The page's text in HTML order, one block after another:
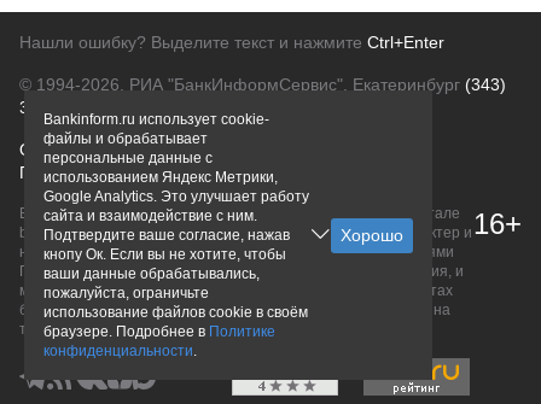
Нашли ошибку? Выделите текст и нажмите Ctrl+Enter
© 1994-2026. РИА "БанкИнформСервис". Екатеринбург (343)
370-61-71
О проектеПолитика конфиденциальности
Правовая информацияДля рекламодателей
Вся информация о продуктах банков, размещенная на портале
bankinform.ru, носит исключительно ознакомительный характер и
не является публичной офертой, определяемой положениями
ГК РФ. Информация не содержит точного и полного описания, и
может быть изменена. Конечные условия уточняйте на сайтах
банков или при личном обращении. Исключительное право на
товарные знаки принадлежит их правообладателям.
16+
Bankinform.ru использует cookie-
файлы и обрабатывает
персональные данные с
использованием Яндекс Метрики,
Google Analytics. Это улучшает работу
сайта и взаимодействие с ним.
Подтвердите ваше согласие, нажав
кнопу Ок. Если вы не хотите, чтобы
ваши данные обрабатывались,
пожалуйста, ограничьте
использование файлов cookie в своём
браузере. Подробнее в Политике
конфиденциальности.